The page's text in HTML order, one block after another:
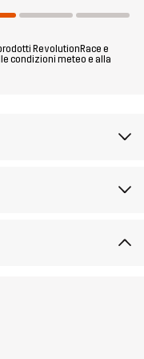
tutte le tue
una taglia M.
RevolutionRace e
condizioni meteo e alla